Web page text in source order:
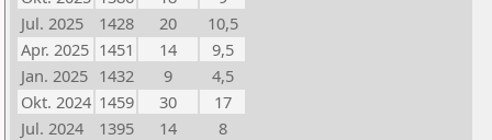
Jul. 2025
1428 20
10,5
Apr. 2025 1451 14
9,5
Jan. 2025 1432 9
4,5
Okt. 2024 1459 30
17
Jul. 2024
1395 14
8